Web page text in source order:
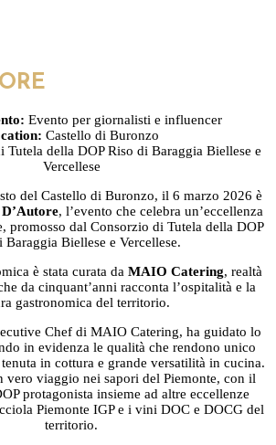
Evento per giornalisti e influencer
Castello di Buronzo
Tutela della DOP Riso di Baraggia Biellese e
Vercellese
del Castello di Buronzo, il 6 marzo 2026 è
, l’evento che celebra un’eccellenza
promosso dal Consorzio di Tutela della DOP
Baraggia Biellese e Vercellese.
è stata curata da MAIO Catering, realtà
da cinquant’anni racconta l’ospitalità e la
gastronomica del territorio.
Chef di MAIO Catering, ha guidato lo
in evidenza le qualità che rendono unico
in cottura e grande versatilità in cucina.
vero viaggio nei sapori del Piemonte, con il
protagonista insieme ad altre eccellenze
Piemonte IGP e i vini DOC e DOCG del
territorio.